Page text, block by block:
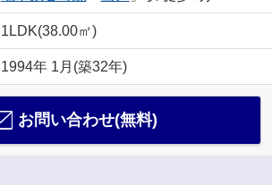
1LDK(38.00㎡)
1994年 1月(築32年)
お問い合わせ(無料)